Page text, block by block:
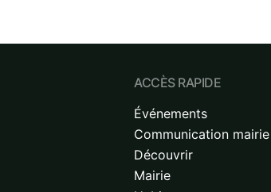
ACCÈS RAPIDE
Événements
Communication mairie
Découvrir
Mairie